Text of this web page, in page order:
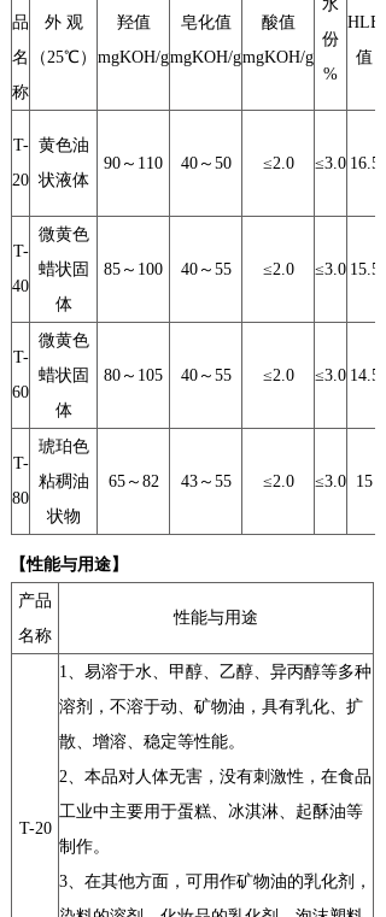
品
名
称
外 观
（25℃）
羟值
mgKOH/g
皂化值
mgKOH/g
酸值
mgKOH/g
水
份
%
HLB
值
T-
20
黄色油
状液体
90 ～110 40～50 ≤2.0 ≤3.0 16.5
T-
40
微黄色
蜡状固
体
85 ～100 40～55 ≤2.0 ≤3.0 15.5
T-
60
微黄色
蜡状固
体
80 ～105 40～55 ≤2.0 ≤3.0 14.5
T-
80
琥珀色
粘稠油
状物
65～82 43～55 ≤2.0 ≤3.0 15
【性能与用途】
产品
名称
性能与用途
T-20
1、易溶于水、甲醇、乙醇、异丙醇等多种
溶剂，不溶于动、矿物油，具有乳化、扩
散、增溶、稳定等性能。
2、本品对人体无害，没有刺激性，在食品
工业中主要用于蛋糕、冰淇淋、起酥油等
制作。
3、在其他方面，可用作矿物油的乳化剂，